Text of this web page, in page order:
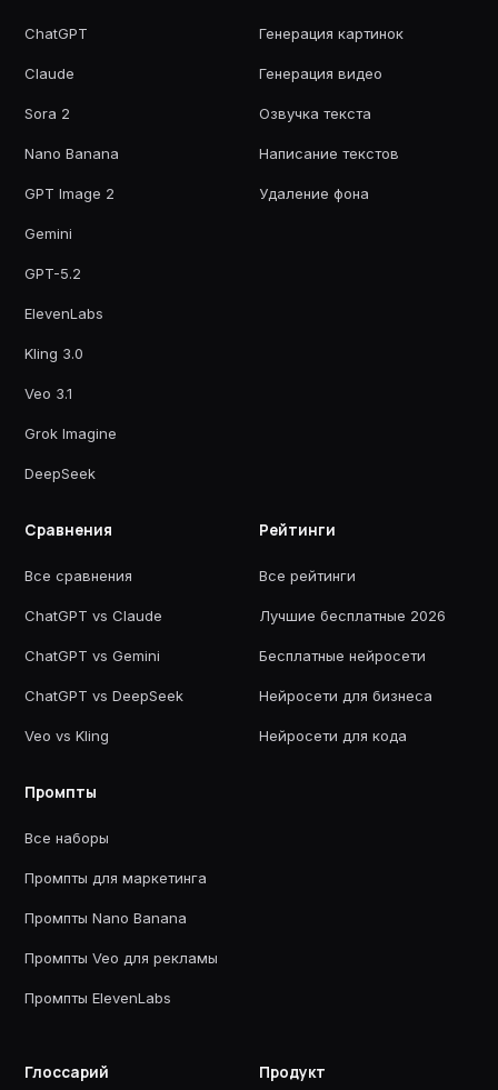
ChatGPT
Claude
Sora 2
Nano Banana
GPT Image 2
Gemini
GPT-5.2
ElevenLabs
Kling 3.0
Veo 3.1
Grok Imagine
DeepSeek
Генерация картинок
Генерация видео
Озвучка текста
Написание текстов
Удаление фона
Сравнения
Все сравнения
ChatGPT vs Claude
ChatGPT vs Gemini
ChatGPT vs DeepSeek
Veo vs Kling
Рейтинги
Все рейтинги
Лучшие бесплатные 2026
Бесплатные нейросети
Нейросети для бизнеса
Нейросети для кода
Промпты
Все наборы
Промпты для маркетинга
Промпты Nano Banana
Промпты Veo для рекламы
Промпты ElevenLabs
Глоссарий Продукт